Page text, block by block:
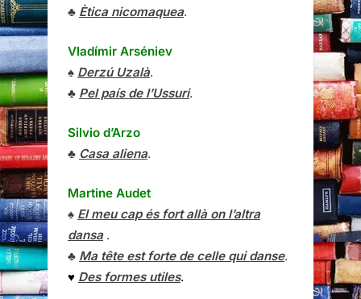
♣ Ètica nicomaquea.
Vladímir Arséniev
♠ Derzú Uzalà.
♣ Pel país de l’Ussuri.
Silvio d’Arzo
♣ Casa aliena.
Martine Audet
♠ El meu cap és fort allà on l’altra
dansa.
♣ Ma tête est forte de celle qui danse.
♥ Des formes utiles.